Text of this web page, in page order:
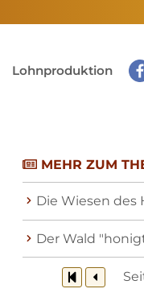
Lohnproduktion
MEHR ZUM
Die Wiesen des
Der Wald